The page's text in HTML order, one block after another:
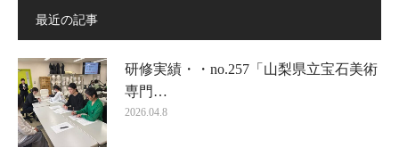
最近の記事
研修実績・・no.257「山梨県立宝石美術
専門…
2026.04.8